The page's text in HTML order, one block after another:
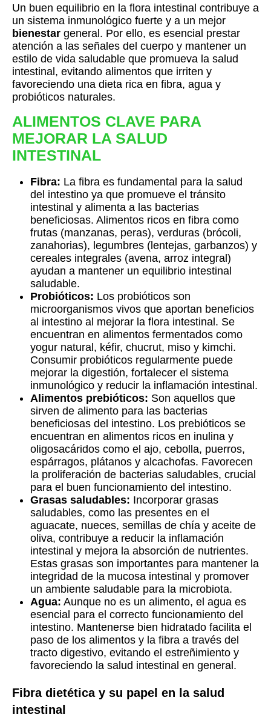
Un buen equilibrio en la flora intestinal contribuye a
un sistema inmunológico fuerte y a un mejor
bienestar general. Por ello, es esencial prestar
atención a las señales del cuerpo y mantener un
estilo de vida saludable que promueva la salud
intestinal, evitando alimentos que irriten y
favoreciendo una dieta rica en fibra, agua y
probióticos naturales.
ALIMENTOS CLAVE PARA
MEJORAR LA SALUD
INTESTINAL
Fibra: La fibra es fundamental para la salud
del intestino ya que promueve el tránsito
intestinal y alimenta a las bacterias
beneficiosas. Alimentos ricos en fibra como
frutas (manzanas, peras), verduras (brócoli,
zanahorias), legumbres (lentejas, garbanzos) y
cereales integrales (avena, arroz integral)
ayudan a mantener un equilibrio intestinal
saludable.
Probióticos: Los probióticos son
microorganismos vivos que aportan beneficios
al intestino al mejorar la flora intestinal. Se
encuentran en alimentos fermentados como
yogur natural, kéfir, chucrut, miso y kimchi.
Consumir probióticos regularmente puede
mejorar la digestión, fortalecer el sistema
inmunológico y reducir la inflamación intestinal.
Alimentos prebióticos: Son aquellos que
sirven de alimento para las bacterias
beneficiosas del intestino. Los prebióticos se
encuentran en alimentos ricos en inulina y
oligosacáridos como el ajo, cebolla, puerros,
espárragos, plátanos y alcachofas. Favorecen
la proliferación de bacterias saludables, crucial
para el buen funcionamiento del intestino.
Grasas saludables: Incorporar grasas
saludables, como las presentes en el
aguacate, nueces, semillas de chía y aceite de
oliva, contribuye a reducir la inflamación
intestinal y mejora la absorción de nutrientes.
Estas grasas son importantes para mantener la
integridad de la mucosa intestinal y promover
un ambiente saludable para la microbiota.
Agua: Aunque no es un alimento, el agua es
esencial para el correcto funcionamiento del
intestino. Mantenerse bien hidratado facilita el
paso de los alimentos y la fibra a través del
tracto digestivo, evitando el estreñimiento y
favoreciendo la salud intestinal en general.
Fibra dietética y su papel en la salud
intestinal